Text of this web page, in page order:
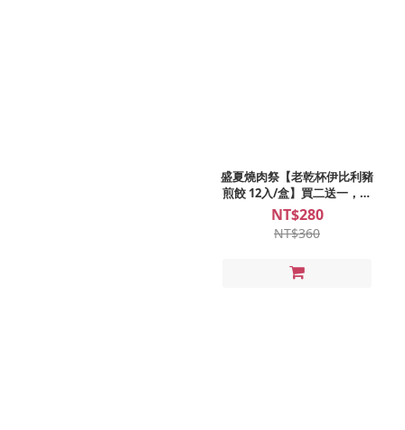
盛夏燒肉祭【老乾杯伊比利豬
煎餃 12入/盒】買二送一，滿
額滿件免運
NT$280
NT$360